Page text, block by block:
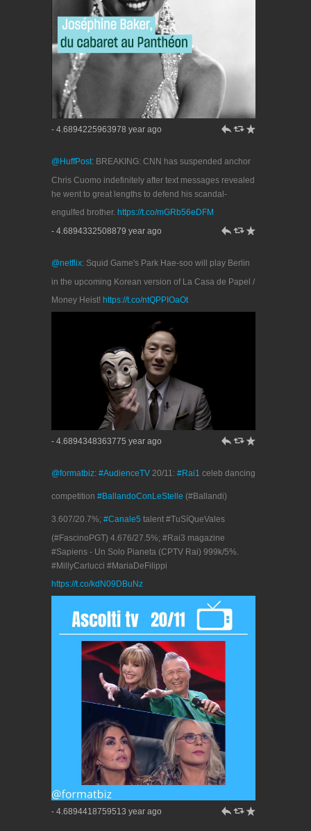
- 4.6894225963978 year ago h J R
@HuffPost: BREAKING: CNN has suspended anchor
Chris Cuomo indefinitely after text messages revealed
he went to great lengths to defend his scandal-
engulfed brother. https://t.co/mGRb56eDFM
- 4.6894332508879 year ago
h J R
@netflix: Squid Game's Park Hae-soo will play Berlin
in the upcoming Korean version of La Casa de Papel /
Money Heist! https://t.co/ntQPPIOaOt
- 4.6894348363775 year ago h J R
@formatbiz: #AudienceTV 20/11: #Rai1 celeb dancing
competition #BallandoConLeStelle (#Ballandi)
3.607/20.7%; #Canale5 talent #TuSíQueVales
(#FascinoPGT) 4.676/27.5%; #Rai3 magazine
#Sapiens - Un Solo Pianeta (CPTV Rai) 999k/5%.
#MillyCarlucci #MariaDeFilippi
https://t.co/kdN09DBuNz
- 4.6894418759513 year ago h J R